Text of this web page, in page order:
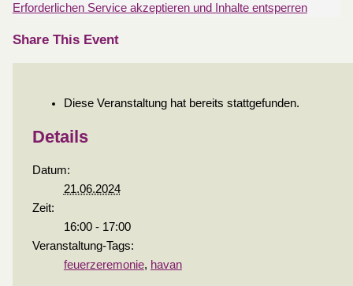
Erforderlichen Service akzeptieren und Inhalte entsperren
Share This Event
Diese Veranstaltung hat bereits stattgefunden.
Details
Datum:
21.06.2024
Zeit:
16:00 - 17:00
Veranstaltung-Tags:
feuerzeremonie, havan